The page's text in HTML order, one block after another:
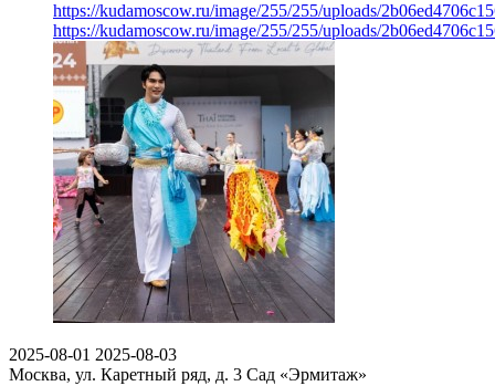
https://kudamoscow.ru/image/255/255/uploads/
https://kudamoscow.ru/image/255/255/uploads/
2025-08-01 2025-08-03
Москва, ул. Каретный ряд, д. 3 Сад «Эрмитаж»